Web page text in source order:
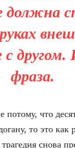
должна
с
фраза.
потому, что
то это как
снова